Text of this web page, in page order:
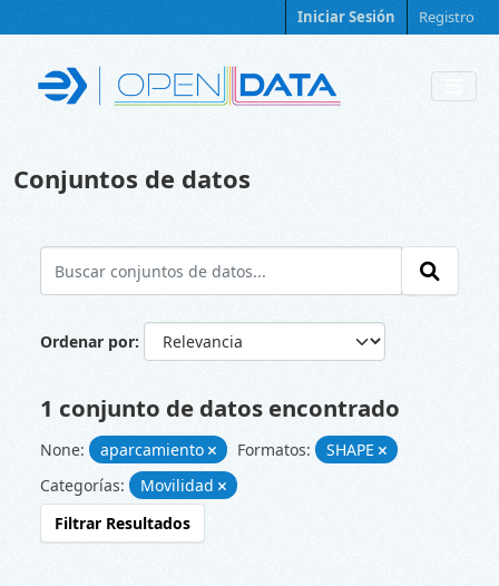
Iniciar Sesión Registro
Conjuntos de datos
Ordenar por
1 conjunto de datos encontrado
None: aparcamiento Formatos:
SHAPE
Categorías:
Movilidad
Filtrar Resultados